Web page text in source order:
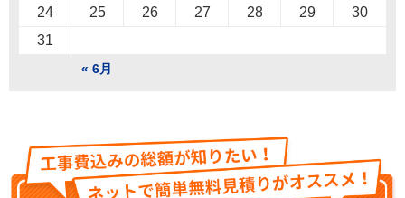
« 6月
24
25 26 27 28 29
30
31